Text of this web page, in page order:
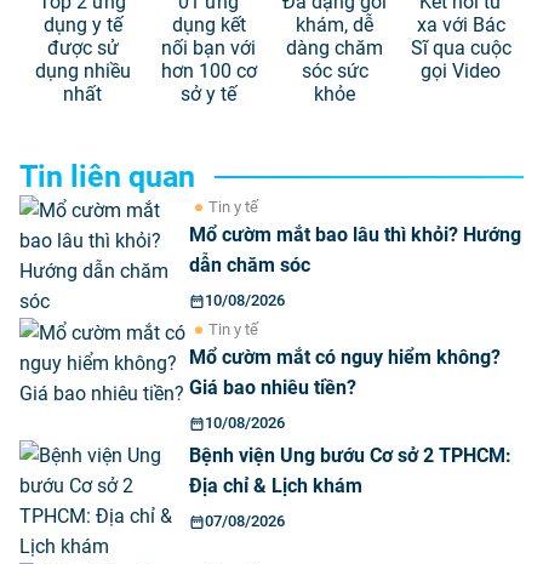
dụng y tế
được sử
dụng nhiều
nhất
dụng kết
nối bạn với
hơn 100 cơ
sở y tế
khám, dễ
dàng chăm
sóc sức
khỏe
xa với Bác
Sĩ qua cuộc
gọi Video
Tin liên quan
Tin y tế
Mổ cườm mắt bao lâu thì khỏi? Hướng
dẫn chăm sóc
10/08/2026
Tin y tế
Mổ cườm mắt có nguy hiểm không?
Giá bao nhiêu tiền?
10/08/2026
Bệnh viện Ung bướu Cơ sở 2 TPHCM:
Địa chỉ & Lịch khám
07/08/2026